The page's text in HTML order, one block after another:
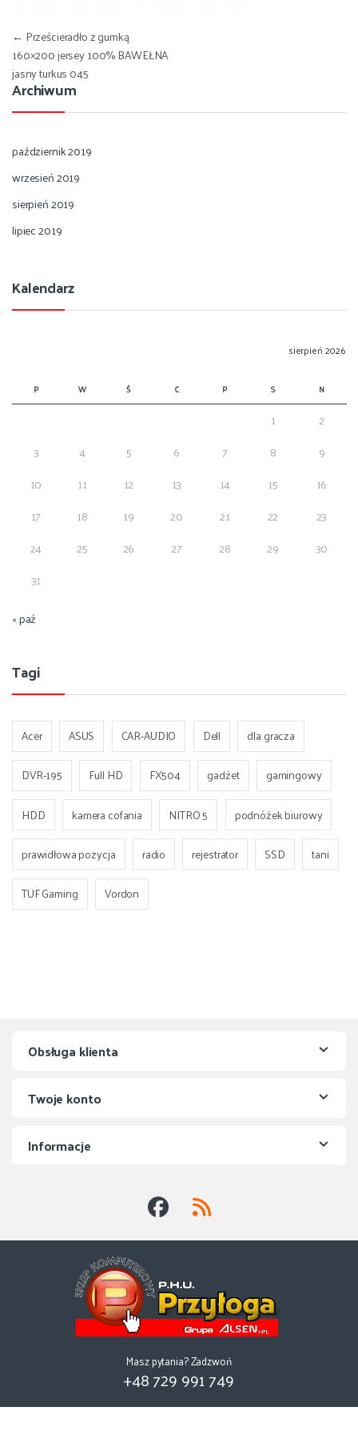
Nawigacja wpisu
← Prześcieradło z gumką
160×200 jersey 100% BAWEŁNA
jasny turkus 045
Archiwum
październik 2019
wrzesień 2019
sierpień 2019
lipiec 2019
Kalendarz
sierpień 2026
P W Ś C P S N
1
2
3
4 5 6 7 8
9
10
11 12 13 14 15
16
17
18 19 20 21 22
23
24
25 26 27 28 29
30
31
« paź
Tagi
Acer ASUS CAR-AUDIO Dell
dla gracza
DVR-195
Full HD FX504 gadżet
gamingowy
HDD
kamera cofania NITRO 5
podnóżek biurowy
prawidłowa pozycja
radio rejestrator SSD
tani
TUF Gaming
Vordon
Obsługa klienta
Twoje konto
Informacje
Masz pytania? Zadzwoń
+48 729 991 749